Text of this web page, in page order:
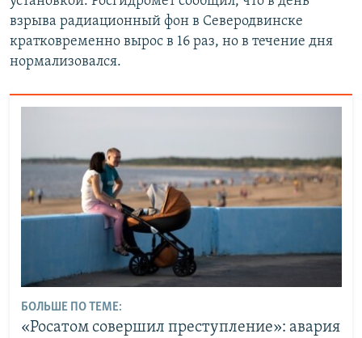
взрыва радиационный фон в Северодвинске
кратковременно вырос в 16 раз, но в течение дня
нормализовался.
БОЛЬШЕ ПО ТЕМЕ:
«Росатом совершил преступление»: авария